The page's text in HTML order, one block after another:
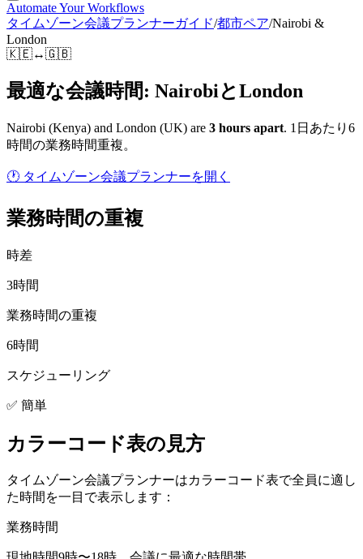
Automate Your Workflows
タイムゾーン会議プランナーガイド/都市ペア/Nairobi &
London
🇰🇪↔🇬🇧
最適な会議時間: NairobiとLondon
Nairobi (Kenya) and London (UK) are 3 hours apart. 1日あたり6
時間の業務時間重複。
🕐 タイムゾーン会議プランナーを開く
業務時間の重複
時差
3時間
業務時間の重複
6時間
スケジューリング
✅ 簡単
カラーコード表の見方
タイムゾーン会議プランナーはカラーコード表で全員に適し
た時間を一目で表示します：
業務時間